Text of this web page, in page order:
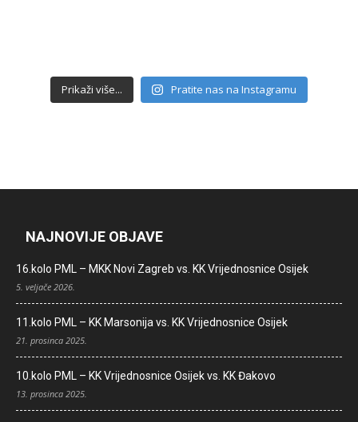
Prikaži više... Pratite nas na Instagramu
NAJNOVIJE OBJAVE
16.kolo PML – MKK Novi Zagreb vs. KK Vrijednosnice Osijek
5. veljače 2026.
11.kolo PML – KK Marsonija vs. KK Vrijednosnice Osijek
21. prosinca 2025.
10.kolo PML – KK Vrijednosnice Osijek vs. KK Đakovo
13. prosinca 2025.